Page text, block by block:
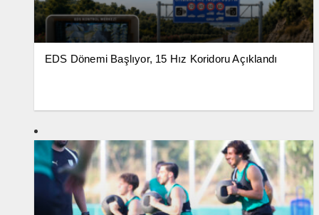
EDS Dönemi Başlıyor, 15 Hız Koridoru Açıklandı